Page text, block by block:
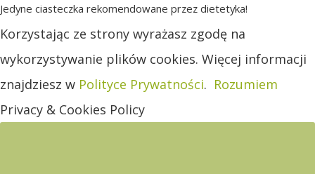
Jedyne ciasteczka rekomendowane przez dietetyka!
Korzystając ze strony wyrażasz zgodę na
wykorzystywanie plików cookies. Więcej informacji
znajdziesz w Polityce Prywatności. Rozumiem
Privacy & Cookies Policy